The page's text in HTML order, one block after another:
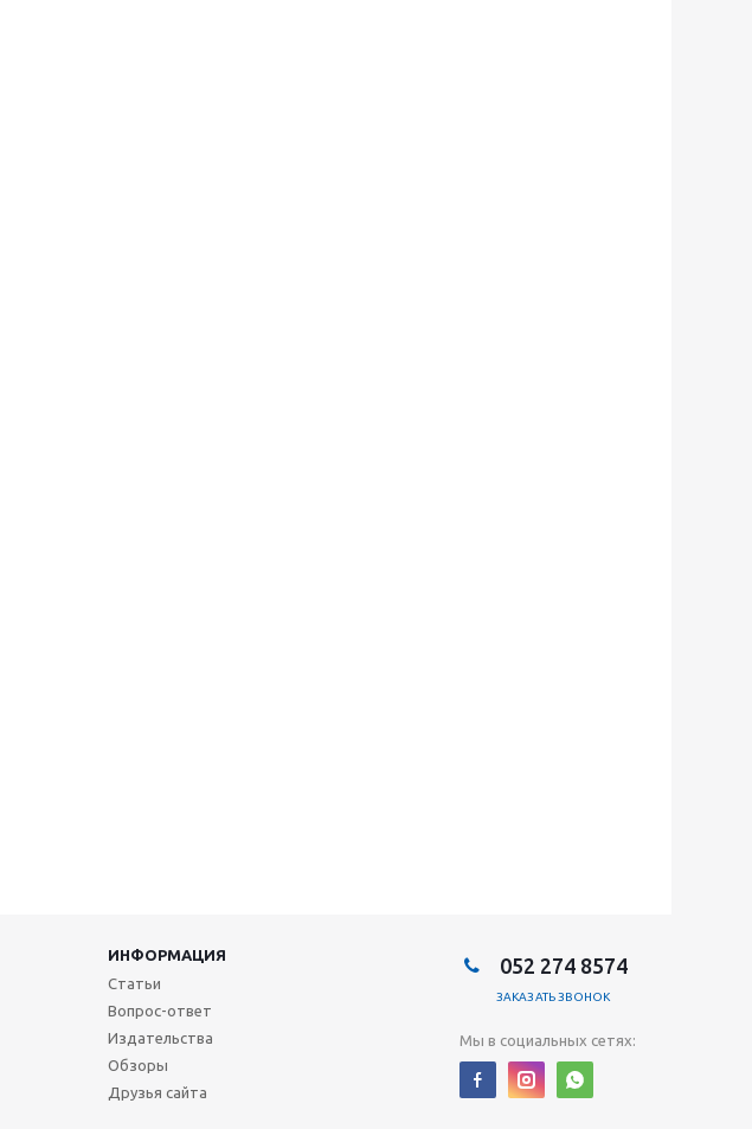
ИНФОРМАЦИЯ
Статьи
Вопрос-ответ
Издательства
Обзоры
Друзья сайта
052 274 8574
ЗАКАЗАТЬ ЗВОНОК
Мы в социальных сетях: